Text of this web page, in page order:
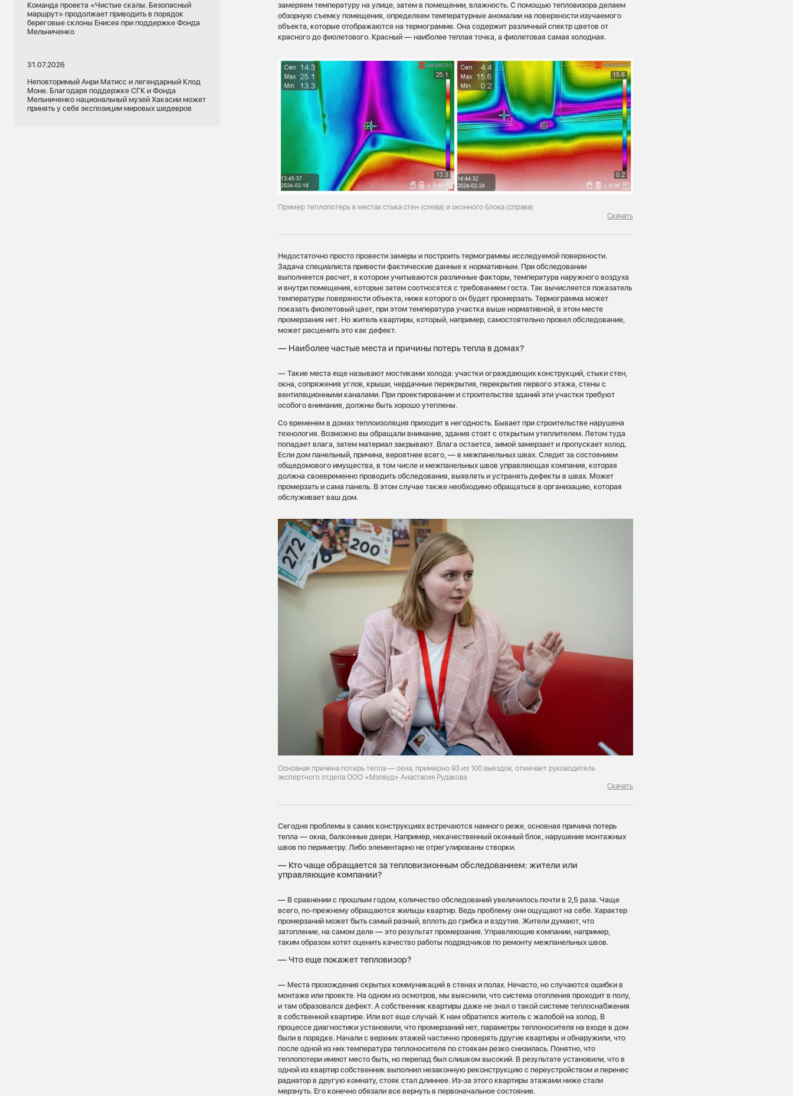
Команда проекта «Чистые скалы. Безопасный
маршрут» продолжает приводить в порядок
береговые склоны Енисея при поддержке Фонда
Мельниченко
31.07.2026
Неповторимый Анри Матисс и легендарный Клод
Моне. Благодаря поддержке СГК и Фонда
Мельниченко национальный музей Хакасии может
принять у себя экспозиции мировых шедевров
замеряем температуру на улице, затем в помещении, влажность. С помощью тепловизора делаем
обзорную съемку помещения, определяем температурные аномалии на поверхности изучаемого
объекта, которые отображаются на термограмме. Она содержит различный спектр цветов от
красного до фиолетового. Красный — наиболее теплая точка, а фиолетовая самая холодная.
Пример теплопотерь в местах стыка стен (слева) и оконного блока (справа)
Скачать
Недостаточно просто провести замеры и построить термограммы исследуемой поверхности.
Задача специалиста привести фактические данные к нормативным. При обследовании
выполняется расчет, в котором учитываются различные факторы, температура наружного воздуха
и внутри помещения, которые затем соотносятся с требованием госта. Так вычисляется показатель
температуры поверхности объекта, ниже которого он будет промерзать. Термограмма может
показать фиолетовый цвет, при этом температура участка выше нормативной, в этом месте
промерзания нет. Но житель квартиры, который, например, самостоятельно провел обследование,
может расценить это как дефект.
— Наиболее частые места и причины потерь тепла в домах?
— Такие места еще называют мостиками холода: участки ограждающих конструкций, стыки стен,
окна, сопряжения углов, крыши, чердачные перекрытия, перекрытия первого этажа, стены с
вентиляционными каналами. При проектировании и строительстве зданий эти участки требуют
особого внимания, должны быть хорошо утеплены.
Со временем в домах теплоизоляция приходит в негодность. Бывает при строительстве нарушена
технология. Возможно вы обращали внимание, здания стоят с открытым утеплителем. Летом туда
попадает влага, затем материал закрывают. Влага остается, зимой замерзает и пропускает холод.
Если дом панельный, причина, вероятнее всего, — в межпанельных швах. Следит за состоянием
общедомового имущества, в том числе и межпанельных швов управляющая компания, которая
должна своевременно проводить обследования, выявлять и устранять дефекты в швах. Может
промерзать и сама панель. В этом случае также необходимо обращаться в организацию, которая
обслуживает ваш дом.
Основная причина потерь тепла — окна, примерно 93 из 100 выездов, отмечает руководитель
экспертного отдела ООО «Мэлвуд» Анастасия Рудакова
Скачать
Сегодня проблемы в самих конструкциях встречаются намного реже, основная причина потерь
тепла — окна, балконные двери. Например, некачественный оконный блок, нарушение монтажных
швов по периметру. Либо элементарно не отрегулированы створки.
— Кто чаще обращается за тепловизионным обследованием: жители или
управляющие компании?
— В сравнении с прошлым годом, количество обследований увеличилось почти в 2,5 раза. Чаще
всего, по-прежнему обращаются жильцы квартир. Ведь проблему они ощущают на себе. Характер
промерзаний может быть самый разный, вплоть до грибка и вздутия. Жители думают, что
затопление, на самом деле — это результат промерзания. Управляющие компании, например,
таким образом хотят оценить качество работы подрядчиков по ремонту межпанельных швов.
— Что еще покажет тепловизор?
— Места прохождения скрытых коммуникаций в стенах и полах. Нечасто, но случаются ошибки в
монтаже или проекте. На одном из осмотров, мы выяснили, что система отопления проходит в полу,
и там образовался дефект. А собственник квартиры даже не знал о такой системе теплоснабжения
в собственной квартире. Или вот еще случай. К нам обратился житель с жалобой на холод. В
процессе диагностики установили, что промерзаний нет, параметры теплоносителя на входе в дом
были в порядке. Начали с верхних этажей частично проверять другие квартиры и обнаружили, что
после одной из них температура теплоносителя по стоякам резко снизилась. Понятно, что
теплопотери имеют место быть, но перепад был слишком высокий. В результате установили, что в
одной из квартир собственник выполнил незаконную реконструкцию с переустройством и перенес
радиатор в другую комнату, стояк стал длиннее. Из-за этого квартиры этажами ниже стали
мерзнуть. Его конечно обязали все вернуть в первоначальное состояние.